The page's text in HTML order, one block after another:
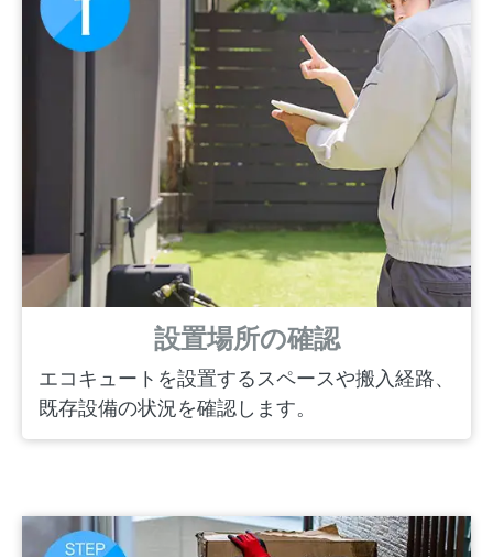
設置場所の確認
エコキュートを設置するスペースや搬入経路、
既存設備の状況を確認します。